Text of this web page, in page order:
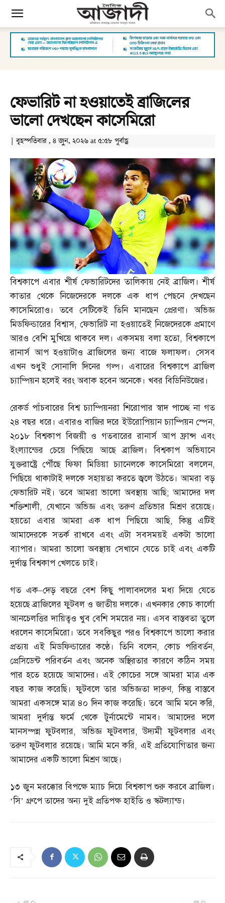
ফেভারিট না হওয়াতেই ব্রাজিলের
ভালো দেখছেন কাসেমিরো
| বৃহস্পতিবার , ৪ জুন, ২০২৬ at ৫:৫৮ পূর্বাহ্ণ
বিশ্বকাপে এবার শীর্ষ ফেভারিটদের তালিকায় নেই ব্রাজিল। শীর্ষ
কাতার থেকে নিজেদেরকে দলকে এক ধাপ পেছনে দেখছেন
কাসেমিরোও। তবে সেটিকেই তিনি মানছেন প্রেরণা। অভিজ্ঞ
মিডফিল্ডারের বিশ্বাস, ফেভারিট না হওয়াতেই নিজেদেরকে প্রমাণে
আরও বেশি মুখিয়ে থাকবে দল। একসময় বলা হতো,বিশ্বকাপে
রানার্স আপ হওয়াটাও ব্রাজিলের জন্য বাজে ফলাফল। সেসব
এখন শুধুই সোনালি দিনের গল্প। এবারের বিশ্বকাপে ব্রাজিল
চ্যাম্পিয়ন হলেই বরং অবাক হবেন অনেকে। খবর বিডিনিউজের।
রেকর্ড পাঁচবারের বিশ্ব চ্যাম্পিয়নরা শিরোপার স্বাদ পাচ্ছে না গত
২৪ বছর ধরে। এবারও বাজির দরে ইউরোপিয়ান চ্যাম্পিয়ন স্পেন,
২০১৮ বিশ্বকাপ বিজয়ী ও গতবারের রানার্স আপ ফ্রান্স এবং
ইংল্যান্ডের চেয়ে পিছিয়ে আছে ব্রাজিল। বিশ্বকাপ অভিযানে
যুক্তরাষ্ট্রে পৌঁছে ফিফা মিডিয়া চ্যানেলকে কাসেমিরো বললেন,
পিছিয়ে থাকাটাই দলকে সহায়তা করতে জ্বলে উঠতে। আমরা বড়
ফেভারিট নই। তবে আমরা ভালো অবস্থায় আছি;আমাদের দল
শক্তিশালী,যেখানে অভিজ্ঞ এবং তরুণ প্রতিভার মিশ্রণ রয়েছে।
হয়তো এবার আমরা এক ধাপ পিছিয়ে আছি,কিন্তু এটিই
আমাদেরকে সতর্ক রাখবে এবং এটা সবসময়ই একটা ভালো
ব্যাপার। আমরা ভালো অবস্থায় সেখানে যেতে চাই এবং একটি
দুর্দান্ত বিশ্বকাপ খেলতে চাই।
গত এক–দেড় বছরে বেশ কিছু পালাবদলের মধ্য দিয়ে যেতে
হয়েছে ব্রাজিলের ফুটবল ও জাতীয় দলকে। এখনকার কোচ কার্লো
আনচেলত্তির দায়িত্বও খুব বেশি সময়ের নয়। এসব বাস্তবতা তুলে
ধরলেন কাসেমিরো। তবে সবকিছুর পরও বিশ্বকাপে ভালো করার
প্রত্যয় এই মিডফিল্ডারের কণ্ঠে। তিনি বলেন, কোচ পরিবর্তন,
প্রেসিডেন্ট পরিবর্তন এবং অনেক অস্থিরতার কারণে কঠিন সময়
পার হতে হয়েছে আমাদের। এই কোচের সঙ্গে আমরা মাত্র এক
বছর কাজ করেছি। ফুটবলে তার অভিজ্ঞতা দারুণ,কিন্তু বাস্তবে
আমরা একসঙ্গে মাত্র ৪০ দিন কাজ করেছি। তবে আমি মনে করি,
আমরা দুর্দান্ত ফর্মে থেকে টুর্নামেন্টে নামব। আমাদের দলে
মানসম্পন্ন ফুটবলার,অভিজ্ঞ ফুটবলার,উদ্যমী ফুটবলার এবং
তরুণ ফুটবলার রয়েছে। আমি মনে করি, এই প্রতিযোগিতার জন্য
আমাদের একটি ভালো মিশ্রণ আছে।
১৩ জুন মরক্কোর বিপক্ষে ম্যাচ দিয়ে বিশ্বকাপ শুরু করবে ব্রাজিল।
‘সি’ গ্রুপে তাদের অন্য দুই প্রতিপক্ষ হাইতি ও স্কটল্যান্ড।